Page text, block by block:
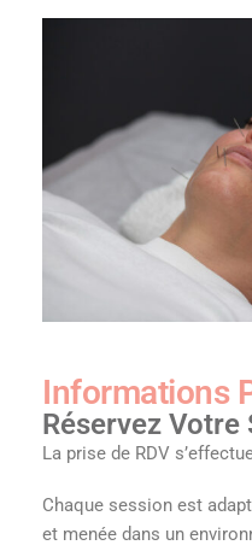
Informations
Réservez Votre
La prise de RDV
Chaque session est
et menée dans un